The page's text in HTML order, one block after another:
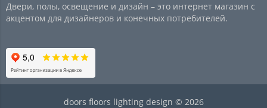
Двери, полы, освещение и дизайн – это интернет магазин с
акцентом для дизайнеров и конечных потребителей.
doors floors lighting design © 2026